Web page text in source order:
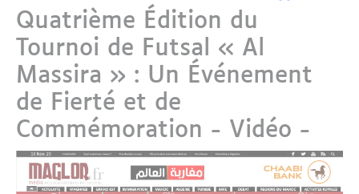
Quatrième Édition du
Tournoi de Futsal « Al
Massira » : Un Événement
de Fierté et de
Commémoration - Vidéo -